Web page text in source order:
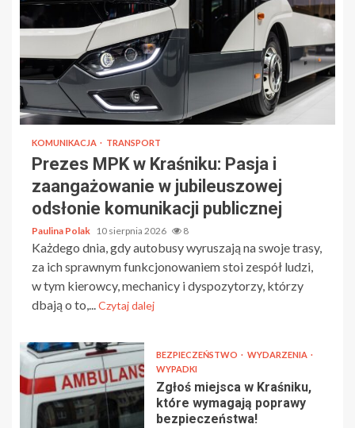
KOMUNIKACJA TRANSPORT
Prezes MPK w Kraśniku: Pasja i
zaangażowanie w jubileuszowej
odsłonie komunikacji publicznej
Paulina Polak 10 sierpnia 2026 8
Każdego dnia, gdy autobusy wyruszają na swoje trasy,
za ich sprawnym funkcjonowaniem stoi zespół ludzi,
w tym kierowcy, mechanicy i dyspozytorzy, którzy
dbają o to,...Czytaj dalej
BEZPIECZEŃSTWO
WYDARZENIA
WYPADKI
Zgłoś miejsca w Kraśniku,
które wymagają poprawy
bezpieczeństwa!